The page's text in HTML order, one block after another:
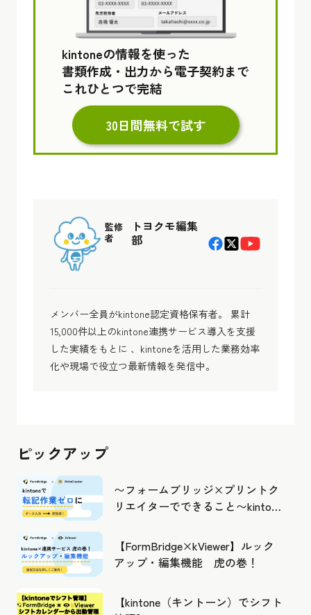
kintoneの情報を使った
書類作成・出力から電子契約まで
これひとつで完結
30日間無料で試す
監修
者
トヨクモ編集
部
メンバー全員がkintone認定資格保有者。 累計
15,000件以上のkintone連携サービス導入を支援
した実績をもとに 、kintoneを活用した業務効率
化や現場で役立つ最新情報を発信中。
ピックアップ
〜フォームブリッジ×プリントク
リエイターでできること〜kintone
【FormBridge×kViewer】ルック
アップ・編集機能 虎の巻！
【kintone（キントーン）でシフト